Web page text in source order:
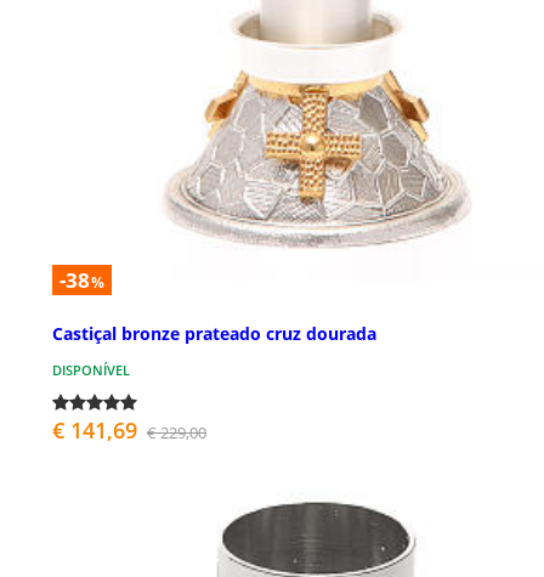
-38%
Castiçal bronze prateado cruz dourada
DISPONÍVEL
€ 141,69 € 229,00